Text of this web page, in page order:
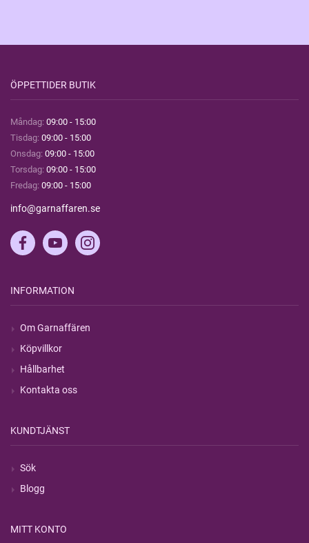
ÖPPETTIDER BUTIK
Måndag: 09:00 - 15:00
Tisdag: 09:00 - 15:00
Onsdag: 09:00 - 15:00
Torsdag: 09:00 - 15:00
Fredag: 09:00 - 15:00
info@garnaffaren.se
INFORMATION
Om Garnaffären
Köpvillkor
Hållbarhet
Kontakta oss
KUNDTJÄNST
Sök
Blogg
MITT KONTO